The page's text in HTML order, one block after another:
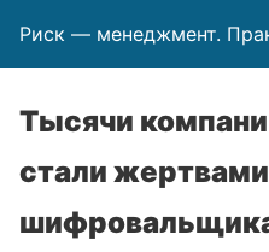
Риск — менеджмент.
Тысячи
стали жертвами